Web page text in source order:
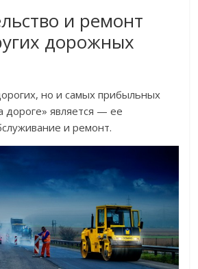
и ремонт
дорожных
но и самых прибыльных
дороге» является — ее
и ремонт.